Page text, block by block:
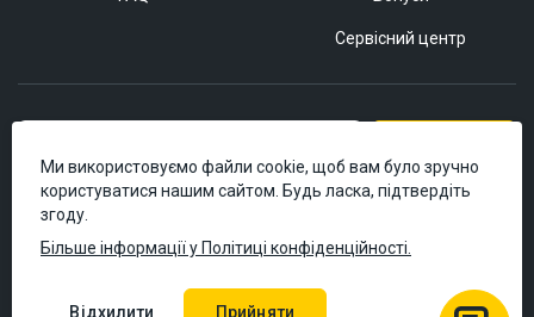
Сервісний центр
Ми використовуємо файли cookie, щоб вам було зручно
користуватися нашим сайтом. Будь ласка, підтвердіть
згоду.
Більше інформації у Політиці конфіденційності.
Відхилити Прийняти